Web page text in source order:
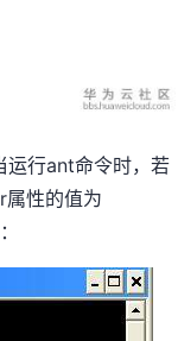
运行ant命令时，若
性的值为